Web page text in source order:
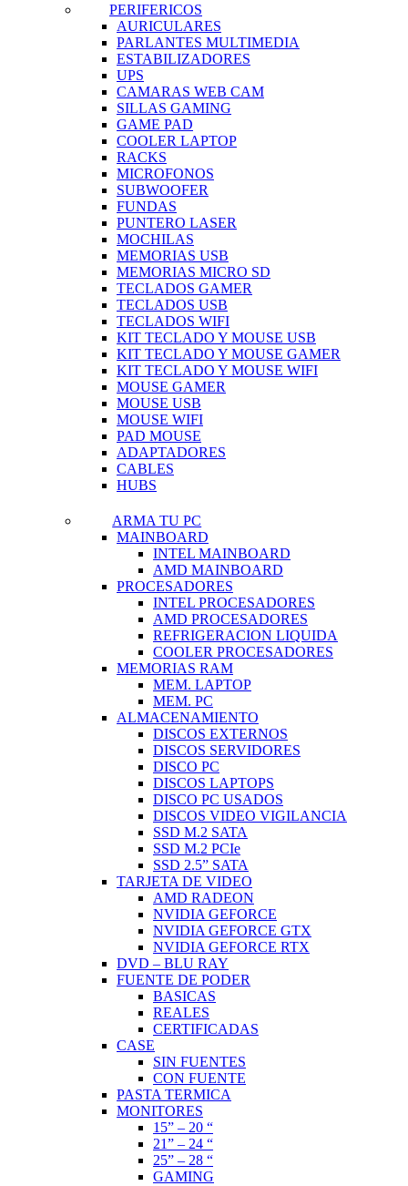
PERIFERICOS
AURICULARES
PARLANTES MULTIMEDIA
ESTABILIZADORES
UPS
CAMARAS WEB CAM
SILLAS GAMING
GAME PAD
COOLER LAPTOP
RACKS
MICROFONOS
SUBWOOFER
FUNDAS
PUNTERO LASER
MOCHILAS
MEMORIAS USB
MEMORIAS MICRO SD
TECLADOS GAMER
TECLADOS USB
TECLADOS WIFI
KIT TECLADO Y MOUSE USB
KIT TECLADO Y MOUSE GAMER
KIT TECLADO Y MOUSE WIFI
MOUSE GAMER
MOUSE USB
MOUSE WIFI
PAD MOUSE
ADAPTADORES
CABLES
HUBS
ARMA TU PC
MAINBOARD
INTEL MAINBOARD
AMD MAINBOARD
PROCESADORES
INTEL PROCESADORES
AMD PROCESADORES
REFRIGERACION LIQUIDA
COOLER PROCESADORES
MEMORIAS RAM
MEM. LAPTOP
MEM. PC
ALMACENAMIENTO
DISCOS EXTERNOS
DISCOS SERVIDORES
DISCO PC
DISCOS LAPTOPS
DISCO PC USADOS
DISCOS VIDEO VIGILANCIA
SSD M.2 SATA
SSD M.2 PCIe
SSD 2.5” SATA
TARJETA DE VIDEO
AMD RADEON
NVIDIA GEFORCE
NVIDIA GEFORCE GTX
NVIDIA GEFORCE RTX
DVD – BLU RAY
FUENTE DE PODER
BASICAS
REALES
CERTIFICADAS
CASE
SIN FUENTES
CON FUENTE
PASTA TERMICA
MONITORES
15” – 20 “
21” – 24 “
25” – 28 “
GAMING